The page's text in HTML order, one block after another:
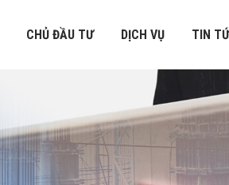
CHỦ ĐẦU TƯ DỊCH VỤ TIN